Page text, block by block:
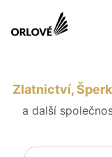
Zlatnictví,
a další